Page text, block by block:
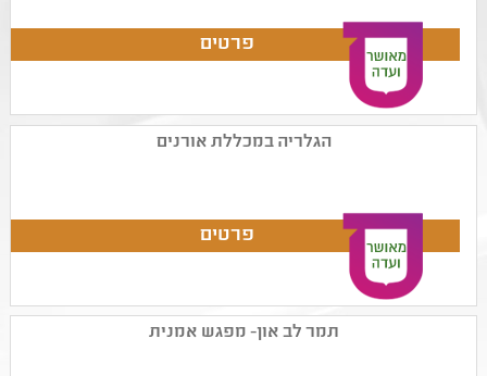
הגלריה במכללת אורנים
תמר לב און- מפגש אמנית